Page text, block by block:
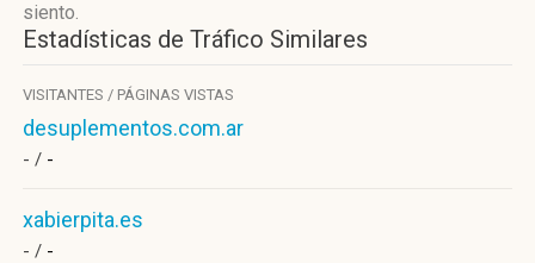
siento.
Estadísticas de Tráfico Similares
VISITANTES / PÁGINAS VISTAS
desuplementos.com.ar
- / -
xabierpita.es
- / -